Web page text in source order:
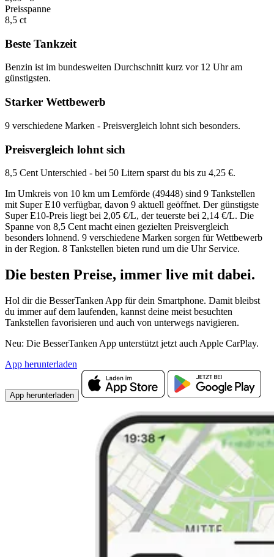
Preisspanne
8,5 ct
Beste Tankzeit
Benzin ist im bundesweiten Durchschnitt kurz vor 12 Uhr am
günstigsten.
Starker Wettbewerb
9 verschiedene Marken - Preisvergleich lohnt sich besonders.
Preisvergleich lohnt sich
8,5 Cent Unterschied - bei 50 Litern sparst du bis zu 4,25 €.
Im Umkreis von 10 km um Lemförde (49448) sind 9 Tankstellen
mit Super E10 verfügbar, davon 9 aktuell geöffnet. Der günstigste
Super E10-Preis liegt bei 2,05 €/L, der teuerste bei 2,14 €/L. Die
Spanne von 8,5 Cent macht einen gezielten Preisvergleich
besonders lohnend. 9 verschiedene Marken sorgen für Wettbewerb
in der Region. 8 Tankstellen bieten rund um die Uhr Service.
Die besten Preise, immer live mit dabei.
Hol dir die BesserTanken App für dein Smartphone. Damit bleibst
du immer auf dem laufenden, kannst deine meist besuchten
Tankstellen favorisieren und auch von unterwegs navigieren.
Neu: Die BesserTanken App unterstützt jetzt auch Apple CarPlay.
App herunterladen
App herunterladen